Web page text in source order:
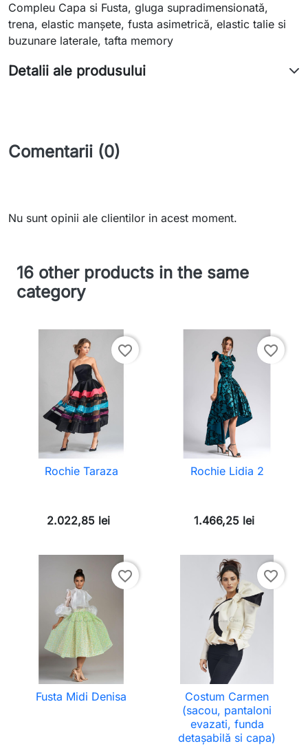
Compleu Capa si Fusta, gluga supradimensionată,
trena, elastic manșete, fusta asimetrică, elastic talie si
buzunare laterale, tafta memory
Detalii ale produsului
Comentarii (0)
Nu sunt opinii ale clientilor in acest moment.
16 other products in the same
category
favorite_border
Rochie Taraza
2.022,85 lei
favorite_border
Rochie Lidia 2
1.466,25 lei
favorite_border
Fusta Midi Denisa
favorite_border
Costum Carmen
(sacou, pantaloni
evazati, funda
detașabilă si capa)